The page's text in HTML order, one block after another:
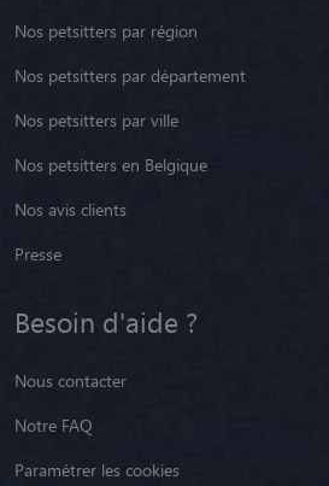
Nos petsitters par région
Nos petsitters par département
Nos petsitters par ville
Nos petsitters en Belgique
Nos avis clients
Presse
Besoin d'aide ?
Nous contacter
Notre FAQ
Paramétrer les cookies